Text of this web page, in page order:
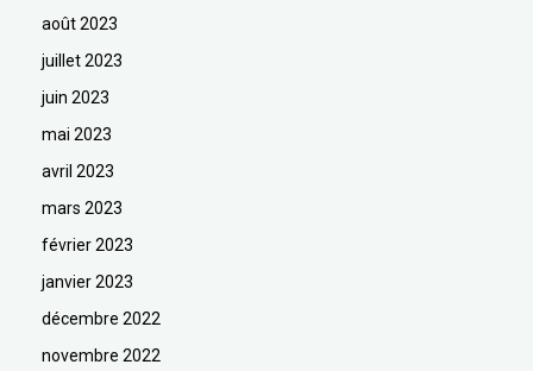
août 2023
juillet 2023
juin 2023
mai 2023
avril 2023
mars 2023
février 2023
janvier 2023
décembre 2022
novembre 2022